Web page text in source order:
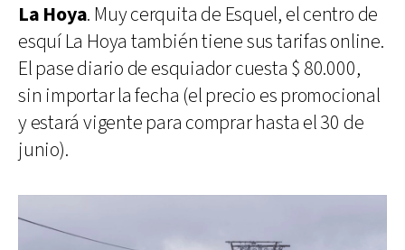
La Hoya. Muy cerquita de Esquel, el centro de
esquí La Hoya también tiene sus tarifas online.
El pase diario de esquiador cuesta $ 80.000,
sin importar la fecha (el precio es promocional
y estará vigente para comprar hasta el 30 de
junio).